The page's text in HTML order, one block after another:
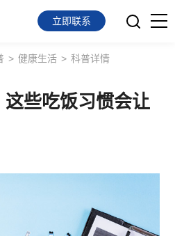
立即联系
> 健康生活 > 科普详情
些吃饭习惯会让